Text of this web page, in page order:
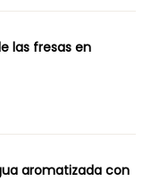
las fresas en
aromatizada con